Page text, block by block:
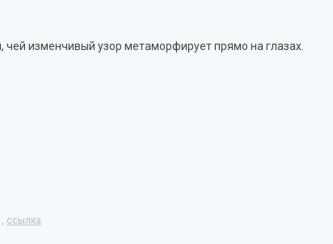
изменчивый узор метаморфирует прямо на глазах.
ссылка